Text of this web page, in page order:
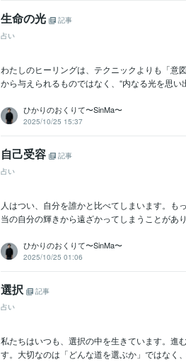
生命の光
記事
占い
わたしのヒーリングは、テクニックよりも「意
から与えられるものではなく、“内なる光を思
ひかりのおくりて〜SinMa〜
2025/10/25 15:37
自己受容
記事
占い
人はつい、自分を誰かと比べてしまいます。
当の自分の輝きから遠ざかってしまうことがあ
ひかりのおくりて〜SinMa〜
2025/10/25 01:06
選択
記事
占い
私たちはいつも、選択の中を生きています。
す。大切なのは「どんな道を選ぶか」ではなく